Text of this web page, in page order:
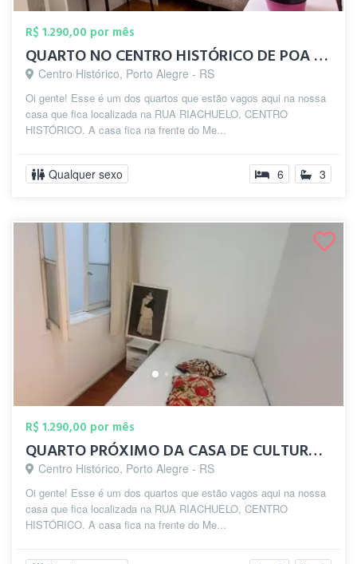
R$ 1.290,00 por mês
QUARTO NO CENTRO HISTÓRICO DE POA - UFRG...
Centro Histórico, Porto Alegre - RS
Oi gente! Esse é um dos quartos que estão vagos aqui na nossa
casa que fica localizada na RUA RIACHUELO, CENTRO
HISTÓRICO. A casa fica na frente do Me...
Qualquer sexo 6 3
R$ 1.290,00 por mês
QUARTO PRÓXIMO DA CASA DE CULTURA NO CEN...
Centro Histórico, Porto Alegre - RS
Oi gente! Esse é um dos quartos que estão vagos aqui na nossa
casa que fica localizada na RUA RIACHUELO, CENTRO
HISTÓRICO. A casa fica na frente do Me...